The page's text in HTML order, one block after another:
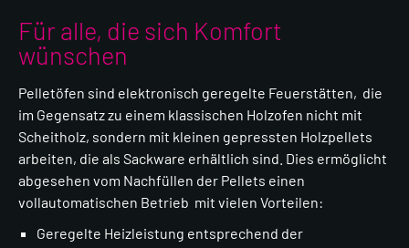
Für alle, die sich Komfort
wünschen
Pelletöfen sind elektronisch geregelte Feuerstätten, die
im Gegensatz zu einem klassischen Holzofen nicht mit
Scheitholz, sondern mit kleinen gepressten Holzpellets
arbeiten, die als Sackware erhältlich sind. Dies ermöglicht
abgesehen vom Nachfüllen der Pellets einen
vollautomatischen Betrieb mit vielen Vorteilen:
Geregelte Heizleistung entsprechend der